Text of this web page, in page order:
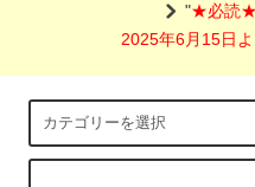
"★必読
2025年6月15日